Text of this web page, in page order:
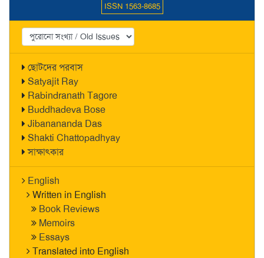
ISSN 1563-8685
ছোটদের পরবাস
Satyajit Ray
Rabindranath Tagore
Buddhadeva Bose
Jibanananda Das
Shakti Chattopadhyay
সাক্ষাৎকার
English
Written in English
Book Reviews
Memoirs
Essays
Translated into English